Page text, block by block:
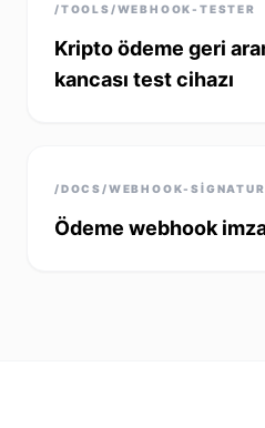
/TOOLS/WEBHOOK-TESTER
Kripto ödeme geri
kancası test cihazı
/DOCS/WEBHOOK-
Ödeme webhook